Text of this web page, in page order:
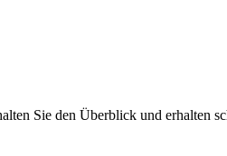
Sie den Überblick und erhalten